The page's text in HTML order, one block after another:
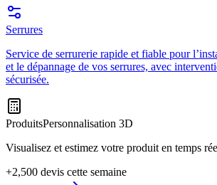
Serrures
Service de serrurerie rapide et fiable pour
et le dépannage de vos serrures, avec
sécurisée.
ProduitsPersonnalisation 3D
Visualisez et estimez votre produit en temps
+2,500 devis cette semaine